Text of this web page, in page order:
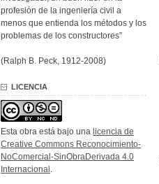
profesión de la ingeniería civil a
menos que entienda los métodos y los
problemas de los constructores”
(Ralph B. Peck, 1912-2008)
LICENCIA
Esta obra está bajo una licencia de
Creative Commons Reconocimiento-
NoComercial-SinObraDerivada 4.0
Internacional .